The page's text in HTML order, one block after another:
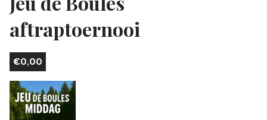
aftraptoernooi
€0,00